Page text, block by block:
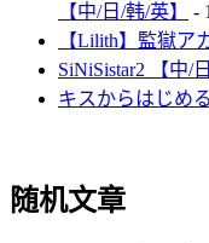
【中/日/韩/英】
-
【Lilith】監獄ア
SiNiSistar2 【中/
キスからはじめ
随机文章